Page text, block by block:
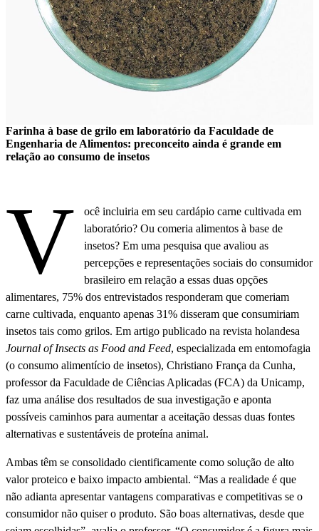
Farinha à base de grilo em laboratório da Faculdade de
Engenharia de Alimentos: preconceito ainda é grande em
relação ao consumo de insetos
V
ocê incluiria em seu cardápio carne cultivada em
laboratório? Ou comeria alimentos à base de
insetos? Em uma pesquisa que avaliou as
percepções e representações sociais do consumidor
brasileiro em relação a essas duas opções
alimentares, 75% dos entrevistados responderam que comeriam
carne cultivada, enquanto apenas 31% disseram que consumiriam
insetos tais como grilos. Em artigo publicado na revista holandesa
Journal of Insects as Food and Feed, especializada em entomofagia
(o consumo alimentício de insetos), Christiano França da Cunha,
professor da Faculdade de Ciências Aplicadas (FCA) da Unicamp,
faz uma análise dos resultados de sua investigação e aponta
possíveis caminhos para aumentar a aceitação dessas duas fontes
alternativas e sustentáveis de proteína animal.
Ambas têm se consolidado cientificamente como solução de alto
valor proteico e baixo impacto ambiental. “Mas a realidade é que
não adianta apresentar vantagens comparativas e competitivas se o
consumidor não quiser o produto. São boas alternativas, desde que